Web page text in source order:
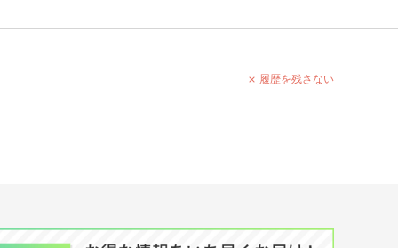
履歴を残さない